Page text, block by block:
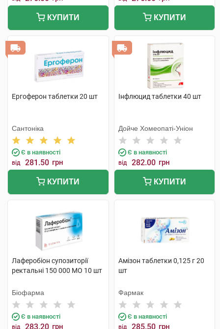
КУПИТИ КУПИТИ
Ергоферон таблетки 20 шт
Сантоніка
Є в наявності
від 281.50 грн
КУПИТИ
Інфлюцид таблетки 40 шт
Дойче Хомеопаті-Уніон
Є в наявності
від 282.00 грн
КУПИТИ
Лаферобіон супозиторії
ректальні 150 000 МО 10 шт
Біофарма
Є в наявності
від 283.20 грн
Амізон таблетки 0,125 г 20
шт
Фармак
Є в наявності
від 285.50 грн